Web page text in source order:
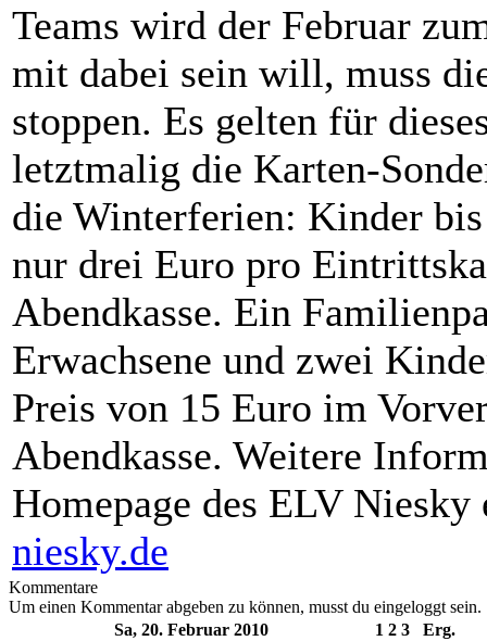
Teams wird der Februar
mit dabei sein will, muss
stoppen. Es gelten für
letztmalig die Karten-
die Winterferien: Kinder
nur drei Euro pro
Abendkasse. Ein
Erwachsene und zwei
Preis von 15 Euro im
Abendkasse. Weitere
Homepage des ELV
niesky.de
Kommentare
Um einen Kommentar abgeben zu können, musst du eingeloggt sein.
Sa, 20. Februar 2010
1 2 3 Erg.